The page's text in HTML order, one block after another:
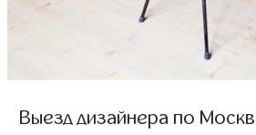
Выезд дизайнера по